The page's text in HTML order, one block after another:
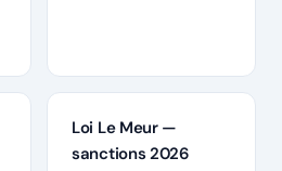
Loi Le Meur —
sanctions 2026